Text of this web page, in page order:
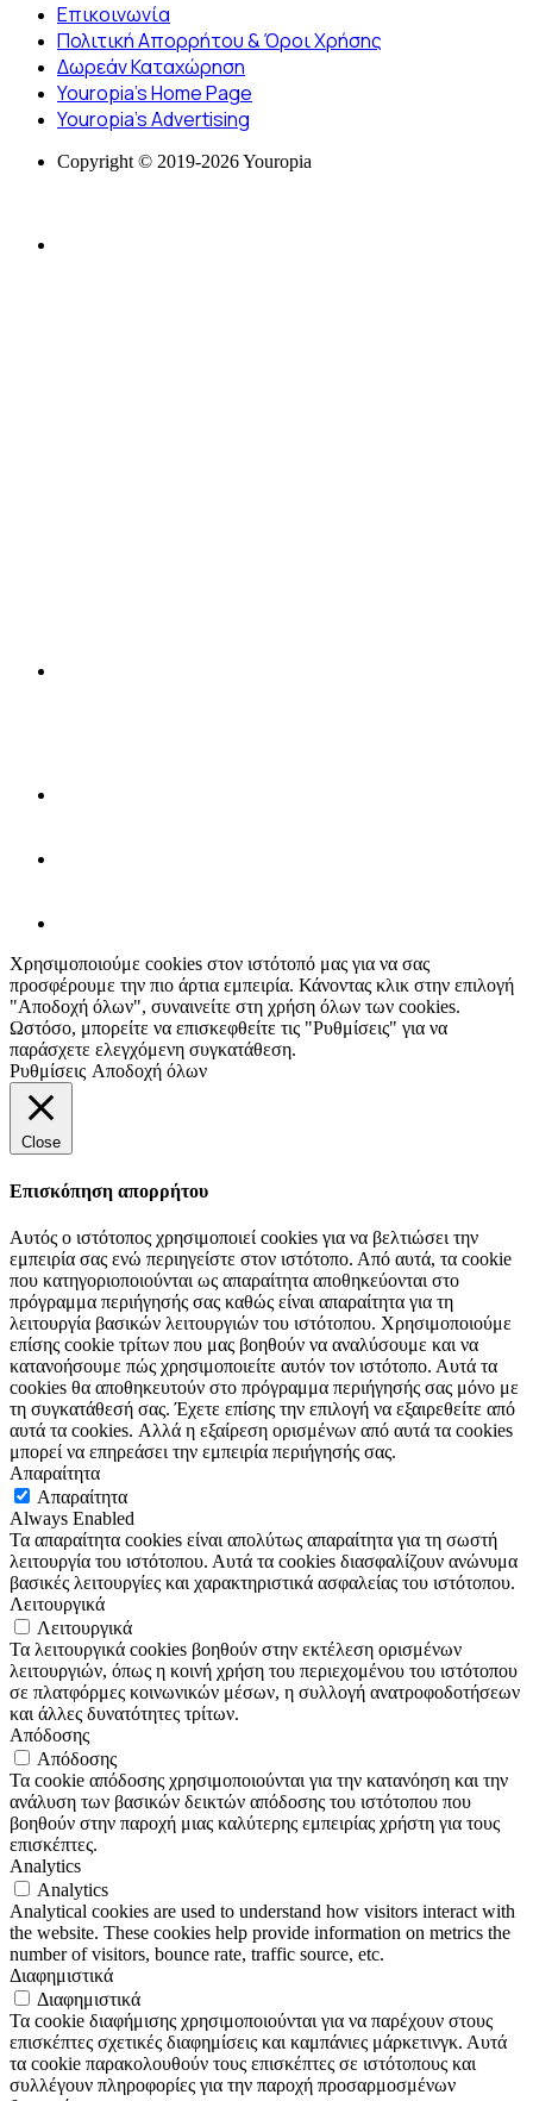
Επικοινωνία
Πολιτική Απορρήτου & Όροι Χρήσης
Δωρεάν Καταχώρηση
Youropia’s Home Page
Youropia’s Advertising
Copyright © 2019-2026 Youropia
Χρησιμοποιούμε cookies στον ιστότοπό μας για να σας
προσφέρουμε την πιο άρτια εμπειρία. Κάνοντας κλικ στην επιλογή
"Αποδοχή όλων", συναινείτε στη χρήση όλων των cookies.
Ωστόσο, μπορείτε να επισκεφθείτε τις "Ρυθμίσεις" για να
παράσχετε ελεγχόμενη συγκατάθεση.
Ρυθμίσεις Αποδοχή όλων
Close
Επισκόπηση απορρήτου
Αυτός ο ιστότοπος χρησιμοποιεί cookies για να βελτιώσει την
εμπειρία σας ενώ περιηγείστε στον ιστότοπο. Από αυτά, τα cookie
που κατηγοριοποιούνται ως απαραίτητα αποθηκεύονται στο
πρόγραμμα περιήγησής σας καθώς είναι απαραίτητα για τη
λειτουργία βασικών λειτουργιών του ιστότοπου. Χρησιμοποιούμε
επίσης cookie τρίτων που μας βοηθούν να αναλύσουμε και να
κατανοήσουμε πώς χρησιμοποιείτε αυτόν τον ιστότοπο. Αυτά τα
cookies θα αποθηκευτούν στο πρόγραμμα περιήγησής σας μόνο με
τη συγκατάθεσή σας. Έχετε επίσης την επιλογή να εξαιρεθείτε από
αυτά τα cookies. Αλλά η εξαίρεση ορισμένων από αυτά τα cookies
μπορεί να επηρεάσει την εμπειρία περιήγησής σας.
Απαραίτητα
Απαραίτητα
Always Enabled
Τα απαραίτητα cookies είναι απολύτως απαραίτητα για τη σωστή
λειτουργία του ιστότοπου. Αυτά τα cookies διασφαλίζουν ανώνυμα
βασικές λειτουργίες και χαρακτηριστικά ασφαλείας του ιστότοπου.
Λειτουργικά
Λειτουργικά
Τα λειτουργικά cookies βοηθούν στην εκτέλεση ορισμένων
λειτουργιών, όπως η κοινή χρήση του περιεχομένου του ιστότοπου
σε πλατφόρμες κοινωνικών μέσων, η συλλογή ανατροφοδοτήσεων
και άλλες δυνατότητες τρίτων.
Απόδοσης
Απόδοσης
Τα cookie απόδοσης χρησιμοποιούνται για την κατανόηση και την
ανάλυση των βασικών δεικτών απόδοσης του ιστότοπου που
βοηθούν στην παροχή μιας καλύτερης εμπειρίας χρήστη για τους
επισκέπτες.
Analytics
Analytics
Analytical cookies are used to understand how visitors interact with
the website. These cookies help provide information on metrics the
number of visitors, bounce rate, traffic source, etc.
Διαφημιστικά
Διαφημιστικά
Τα cookie διαφήμισης χρησιμοποιούνται για να παρέχουν στους
επισκέπτες σχετικές διαφημίσεις και καμπάνιες μάρκετινγκ. Αυτά
τα cookie παρακολουθούν τους επισκέπτες σε ιστότοπους και
συλλέγουν πληροφορίες για την παροχή προσαρμοσμένων